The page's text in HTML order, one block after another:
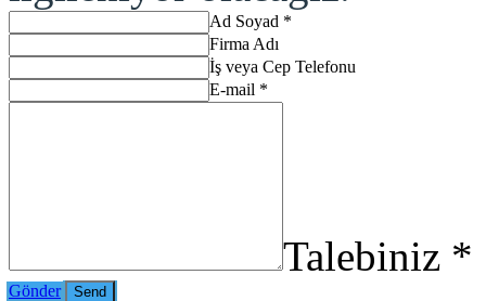
Ad Soyad *
Firma Adı
İş veya Cep Telefonu
E-mail *
Talebiniz *
Gönder